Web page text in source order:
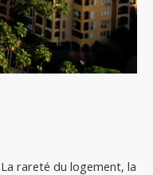
rareté du logement, la